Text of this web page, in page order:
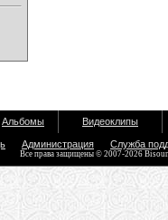
Альбомы Видеоклипы
Администрация Служба
Все права защищены © 2007-2026